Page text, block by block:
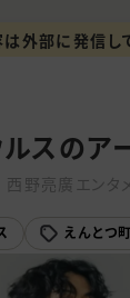
外部に発信し
スのア
野亮廣エンタ
えんとつ